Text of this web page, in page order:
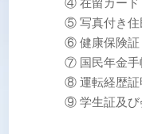
④ 在留カード
⑤ 写真付き住
⑥ 健康保険証
⑦ 国民年金手
⑧ 運転経歴証
⑨ 学生証及び